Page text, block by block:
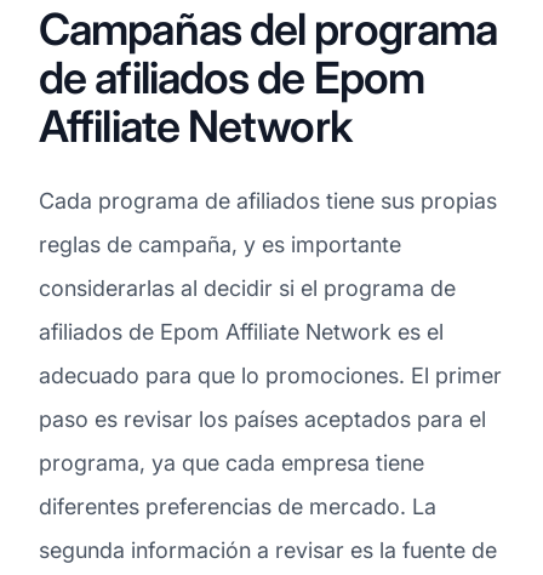
Campañas del programa
de afiliados de Epom
Affiliate Network
Cada programa de afiliados tiene sus propias
reglas de campaña, y es importante
considerarlas al decidir si el programa de
afiliados de Epom Affiliate Network es el
adecuado para que lo promociones. El primer
paso es revisar los países aceptados para el
programa, ya que cada empresa tiene
diferentes preferencias de mercado. La
segunda información a revisar es la fuente de